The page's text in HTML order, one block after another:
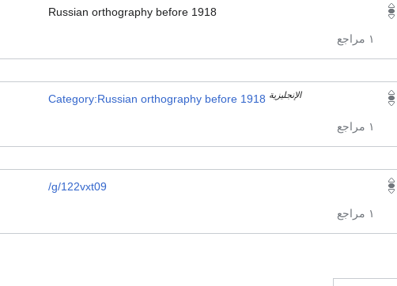
Russian orthography before 1918
١ مراجع
Category:Russian orthography before 1918 الإنجليزية
١ مراجع
/g/122vxt09
١ مراجع